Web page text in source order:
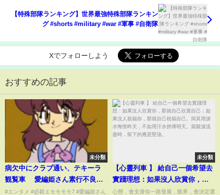
【特殊部隊ランキング】世界最強特殊部隊ランキン
グ #shorts #military #war #軍事 #自衛隊
Xでフォローしよう
おすすめの記事
未分類
病欠中にクラブ通い、テキーラ
観覧車 愛編姫さん素行不良で
アイドル解雇→まさかの行動に
#エンタメ #必殺エモモモモ7 #愛編姫さん
未分類
【心靈列車 】 給自己一個希望去
實踐理想：如果沒人欣賞你，那
就自己欣賞自己；如果沒人祝福
心態，會支撐你一路發展，眼界，會決定選